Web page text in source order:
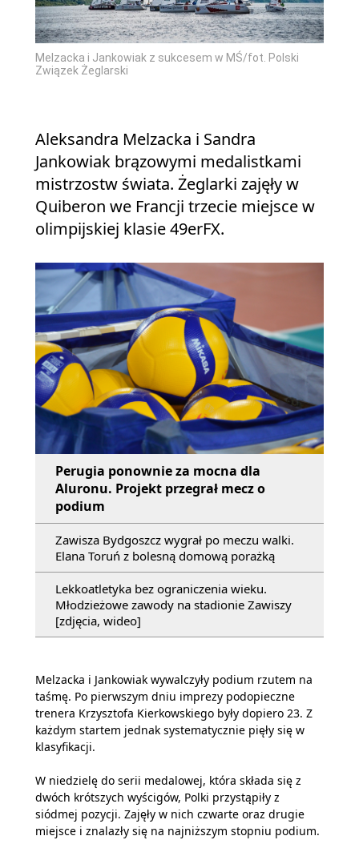
Melzacka i Jankowiak z sukcesem w MŚ/fot. Polski
Związek Żeglarski
Aleksandra Melzacka i Sandra
Jankowiak brązowymi medalistkami
mistrzostw świata. Żeglarki zajęły w
Quiberon we Francji trzecie miejsce w
olimpijskiej klasie 49erFX.
Perugia ponownie za mocna dla
Aluronu. Projekt przegrał mecz o
podium
Zawisza Bydgoszcz wygrał po meczu walki.
Elana Toruń z bolesną domową porażką
Lekkoatletyka bez ograniczenia wieku.
Młodzieżowe zawody na stadionie Zawiszy
[zdjęcia, wideo]
Melzacka i Jankowiak wywalczyły podium rzutem na
taśmę. Po pierwszym dniu imprezy podopieczne
trenera Krzysztofa Kierkowskiego były dopiero 23. Z
każdym startem jednak systematycznie pięły się w
klasyfikacji.
W niedzielę do serii medalowej, która składa się z
dwóch krótszych wyścigów, Polki przystąpiły z
siódmej pozycji. Zajęły w nich czwarte oraz drugie
miejsce i znalazły się na najniższym stopniu podium.